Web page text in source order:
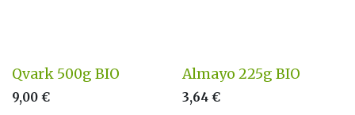
Qvark 500g BIO
9,00 €
Almayo 225g BIO
3,64 €